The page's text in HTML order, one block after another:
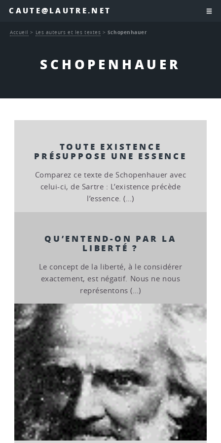
CAUTE@LAUTRE.NET
SCHOPENHAUER
Accueil > Les auteurs et les textes > Schopenhauer
TOUTE EXISTENCE
PRÉSUPPOSE UNE ESSENCE
Comparez ce texte de Schopenhauer avec
celui-ci, de Sartre : L’existence précède
l’essence. (…)
QU’ENTEND-ON PAR LA
LIBERTÉ ?
Le concept de la liberté, à le considérer
exactement, est négatif. Nous ne nous
représentons (…)